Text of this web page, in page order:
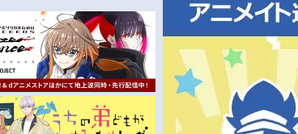
トレンド 無料マンガ
秋アニメ
冬アニメ